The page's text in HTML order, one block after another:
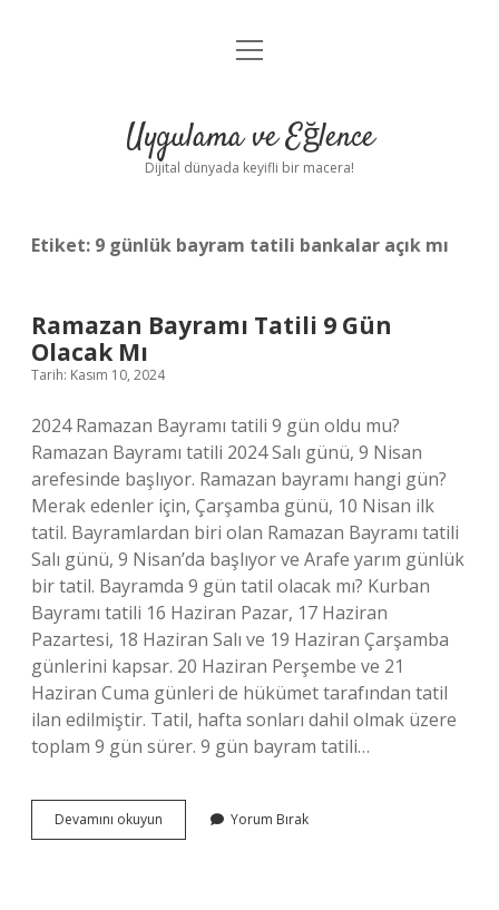
Anasayfa
Yasal Uyarı
menüyü
Uygulama ve Eğlence
Dijital dünyada keyifli bir macera!
Etiket: 9 günlük bayram tatili bankalar açık mı
Ramazan Bayramı Tatili 9 Gün
Olacak Mı
Tarih: Kasım 10, 2024
2024 Ramazan Bayramı tatili 9 gün oldu mu?
Ramazan Bayramı tatili 2024 Salı günü, 9 Nisan
arefesinde başlıyor. Ramazan bayramı hangi gün?
Merak edenler için, Çarşamba günü, 10 Nisan ilk
tatil. Bayramlardan biri olan Ramazan Bayramı tatili
Salı günü, 9 Nisan’da başlıyor ve Arafe yarım günlük
bir tatil. Bayramda 9 gün tatil olacak mı? Kurban
Bayramı tatili 16 Haziran Pazar, 17 Haziran
Pazartesi, 18 Haziran Salı ve 19 Haziran Çarşamba
günlerini kapsar. 20 Haziran Perşembe ve 21
Haziran Cuma günleri de hükümet tarafından tatil
ilan edilmiştir. Tatil, hafta sonları dahil olmak üzere
toplam 9 gün sürer. 9 gün bayram tatili…
Devamını okuyun Ramazan
Bayramı
Yorum Bırak